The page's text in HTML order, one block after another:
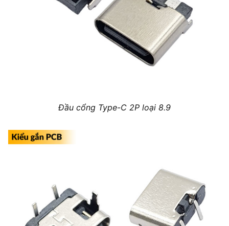
Đầu cổng Type-C 2P loại 8.9